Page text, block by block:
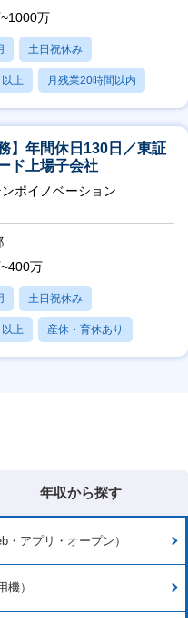
万
土日祝休み
上 月残業20時間以内
】年間休日130日／東証
ド上場子会社
ポイノベーション
万
土日祝休み
上 産休・育休あり
年収から探す
・アプリ・オープン）
機）